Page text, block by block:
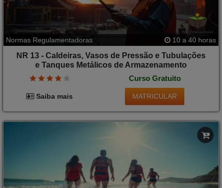
Normas Regulamentadoras 10 a 40 horas
NR 13 - Caldeiras, Vasos de Pressão e Tubulações
e Tanques Metálicos de Armazenamento
Curso Gratuito
Saiba mais MATRICULAR